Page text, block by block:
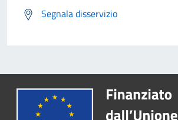
Segnala disservizio